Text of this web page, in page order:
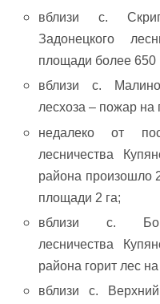
вблизи с.
Задонецкого
площади более 650
вблизи с.
лесхоза – пожар на
недалеко от
лесничества
района произошло
площади 2 га;
вблизи с.
лесничества
района горит лес
вблизи с.